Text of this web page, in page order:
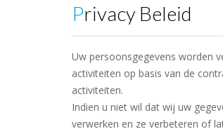
Privacy Beleid
Uw persoonsgegevens worden
activiteiten op basis van de
activiteiten.
Indien u niet wil dat wij uw
verwerken en ze verbeteren of